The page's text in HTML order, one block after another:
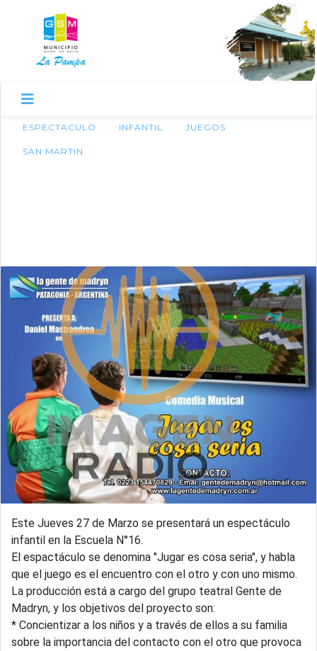
ESPECTACULO INFANTIL JUEGOS
SAN MARTIN
Este Jueves 27 de Marzo se presentará un espectáculo
infantil en la Escuela N°16.
El espactáculo se denomina "Jugar es cosa seria", y habla
que el juego es el encuentro con el otro y con uno mismo.
La producción está a cargo del grupo teatral Gente de
Madryn, y los objetivos del proyecto son:
* Concientizar a los niños y a través de ellos a su familia
sobre la importancia del contacto con el otro que provoca